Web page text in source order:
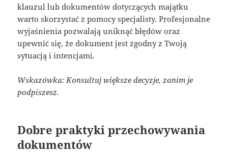
klauzul lub dokumentów dotyczących majątku
warto skorzystać z pomocy specjalisty. Profesjonalne
wyjaśnienia pozwalają uniknąć błędów oraz
upewnić się, że dokument jest zgodny z Twoją
sytuacją i intencjami.
Wskazówka: Konsultuj większe decyzje, zanim je
podpiszesz.
Dobre praktyki przechowywania
dokumentów